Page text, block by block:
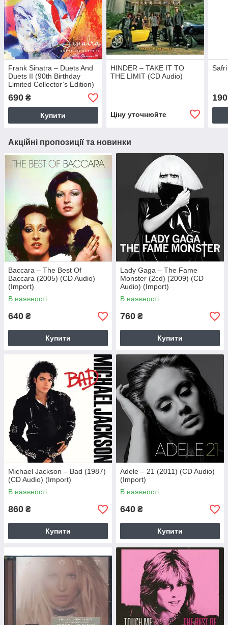
Frank Sinatra – Duets And
Duets II (90th Birthday
Limited Collector’s Edition)
(2cd) (2005) (CD Audio)
690 ₴
Купити
HINDER – TAKE IT TO
THE LIMIT (CD Audio)
Ціну уточнюйте
190
Акційні пропозиції та новинки
Baccara – The Best Of
Baccara (2005) (CD Audio)
(Import)
В наявності
640 ₴
Купити
Lady Gaga – The Fame
Monster (2cd) (2009) (CD
Audio) (Import)
В наявності
760 ₴
Купити
Michael Jackson – Bad (1987)
(CD Audio) (Import)
В наявності
860 ₴
Купити
Adele – 21 (2011) (CD Audio)
(Import)
В наявності
640 ₴
Купити